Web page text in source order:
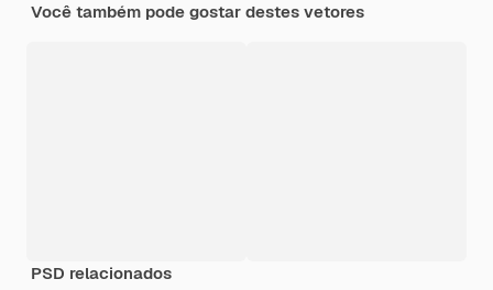
Você também pode gostar destes vetores
PSD relacionados